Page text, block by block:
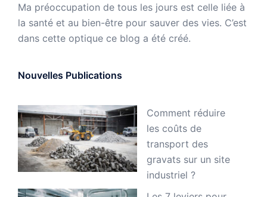
Ma préoccupation de tous les jours est celle liée à
la santé et au bien-être pour sauver des vies. C’est
dans cette optique ce blog a été créé.
Nouvelles Publications
Comment réduire
les coûts de
transport des
gravats sur un site
industriel ?